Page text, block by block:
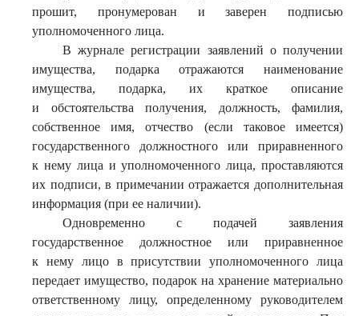
прошит, пронумерован и заверен подписью
уполномоченного лица.
В журнале регистрации заявлений о получении
имущества, подарка отражаются наименование
имущества, подарка, их краткое описание
и обстоятельства получения, должность, фамилия,
собственное имя, отчество (если таковое имеется)
государственного должностного или приравненного
к нему лица и уполномоченного лица, проставляются
их подписи, в примечании отражается дополнительная
информация (при ее наличии).
Одновременно с подачей заявления
государственное должностное или приравненное
к нему лицо в присутствии уполномоченного лица
передает имущество, подарок на хранение материально
ответственному лицу, определенному руководителем